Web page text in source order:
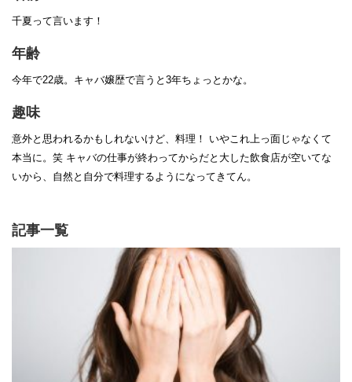
千夏って言います！
年齢
今年で22歳。キャバ嬢歴で言うと3年ちょっとかな。
趣味
意外と思われるかもしれないけど、料理！ いやこれ上っ面じゃなくて
本当に。笑 キャバの仕事が終わってからだと大した飲食店が空いてな
いから、自然と自分で料理するようになってきてん。
記事一覧